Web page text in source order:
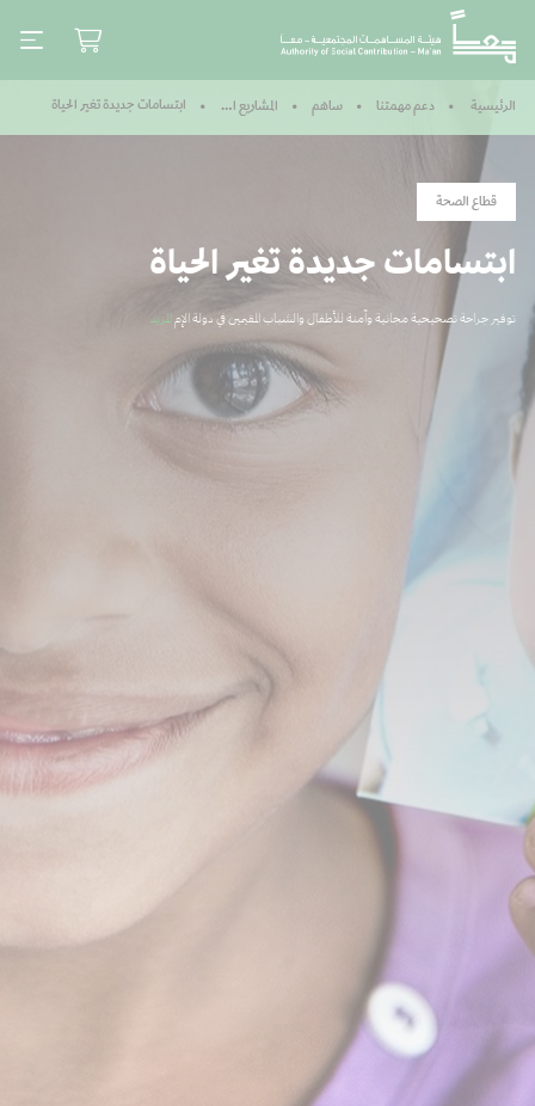
الرئيسية دعم مهمتنا ساهم المشاريع المكتملة ابتسامات جديدة تغير الحياة
قطاع الصحة
ابتسامات جديدة تغير الحياة
توفير جراحة تصحيحية مجانية وآمنة للأطفال والشباب المقيمين في دولة الإمالمزيد